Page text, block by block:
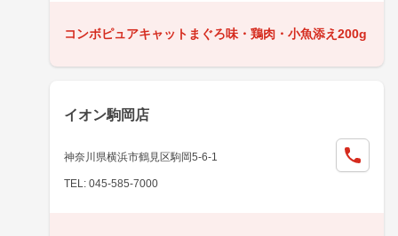
コンボピュアキャットまぐろ味・鶏肉・小魚添え200g
イオン駒岡店
神奈川県横浜市鶴見区駒岡5-6-1
TEL: 045-585-7000